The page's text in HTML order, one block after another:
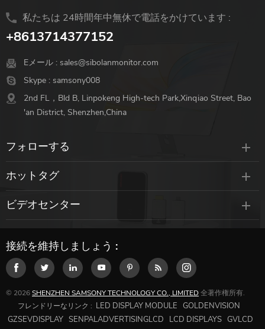
私たちは 24時間年中無休で電話をかけています :
+8613714377152
Eメール : sales@sibolanmonitor.com
Skype : samsony008
2nd FL，Bld B, Linpokeng High-tech Park,Xinqiao Street, Bao
'an District, Shenzhen,China
フォローする
ホットタグ
ビデオセンター
接続を維持しましょう :
© 2026SHENZHEN SAMSONY TECHNOLOGY CO., LIMITED 全著作権所有.
フレンドリーなリンク : LED DISPLAY MODULE GOLDENVISION
GZSEVDISPLAY SENPALADVERTISINGLCD LCD DISPLAYS GVLCD